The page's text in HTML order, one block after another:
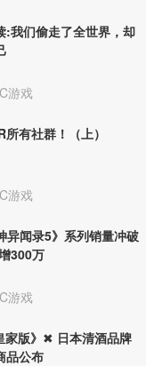
:我们偷走了全世界，却
游戏
有社群！（上）
游戏
异闻录5》系列销量冲破
300万
游戏
家版》✖ 日本清酒品牌
品公布